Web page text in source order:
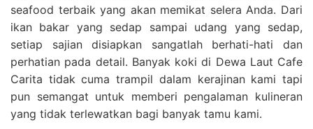
seafood terbaik yang akan memikat selera Anda. Dari
ikan bakar yang sedap sampai udang yang sedap,
setiap sajian disiapkan sangatlah berhati-hati dan
perhatian pada detail. Banyak koki di Dewa Laut Cafe
Carita tidak cuma trampil dalam kerajinan kami tapi
pun semangat untuk memberi pengalaman kulineran
yang tidak terlewatkan bagi banyak tamu kami.